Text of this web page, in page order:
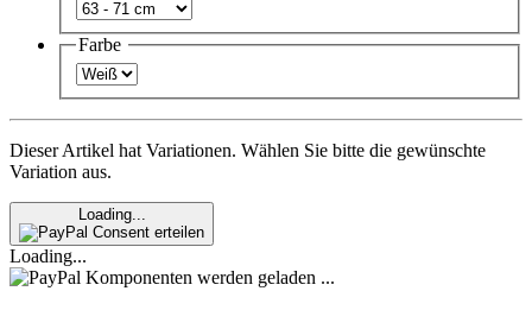
Farbe
Dieser Artikel hat Variationen. Wählen Sie bitte die gewünschte
Variation aus.
Loading...
Consent erteilen
Loading...
Komponenten werden geladen ...